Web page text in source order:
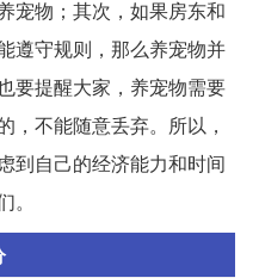
宠物；其次，如果房东和
遵守规则，那么养宠物并
要提醒大家，养宠物需要
，不能随意丢弃。所以，
到自己的经济能力和时间